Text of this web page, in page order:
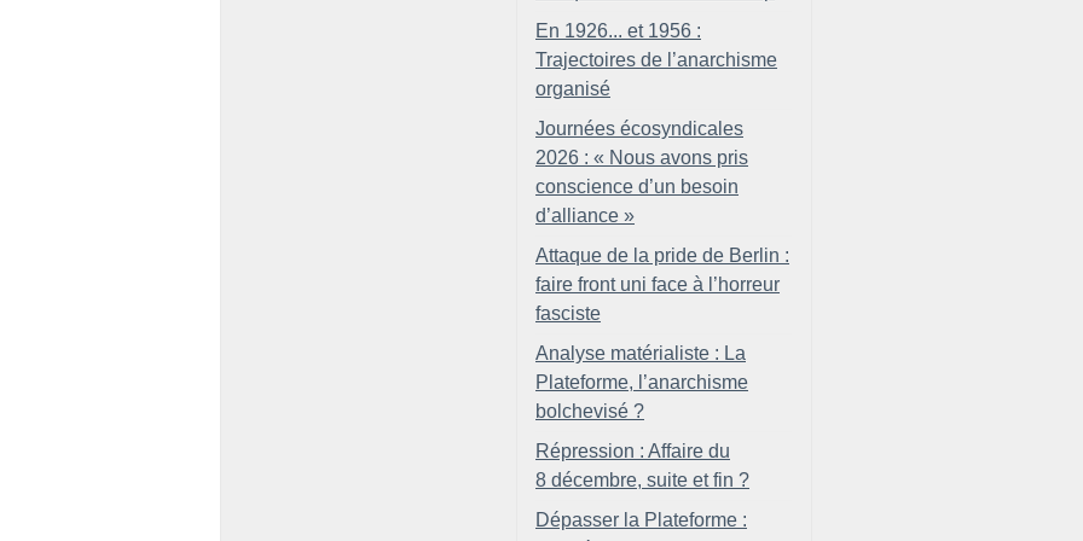
En 1926... et 1956 :
Trajectoires de l’anarchisme
organisé
Journées écosyndicales
2026 : « Nous avons pris
conscience d’un besoin
d’alliance »
Attaque de la pride de Berlin :
faire front uni face à l’horreur
fasciste
Analyse matérialiste : La
Plateforme, l’anarchisme
bolchevisé ?
Répression : Affaire du
8 décembre, suite et fin ?
Dépasser la Plateforme :